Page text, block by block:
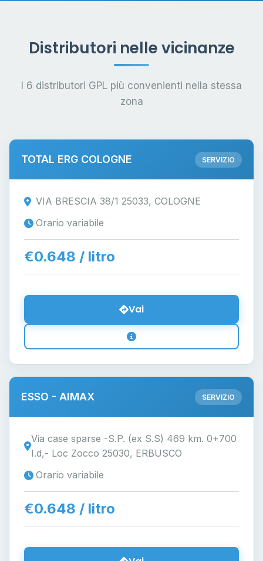
Distributori nelle vicinanze
I 6 distributori GPL più convenienti nella stessa
zona
TOTAL ERG COLOGNE SERVIZIO
VIA BRESCIA 38/1 25033, COLOGNE
Orario variabile
€0.648 / litro
Vai
ESSO - AIMAX SERVIZIO
Via case sparse -S.P. (ex S.S) 469 km. 0+700
I.d,- Loc Zocco 25030, ERBUSCO
Orario variabile
€0.648 / litro